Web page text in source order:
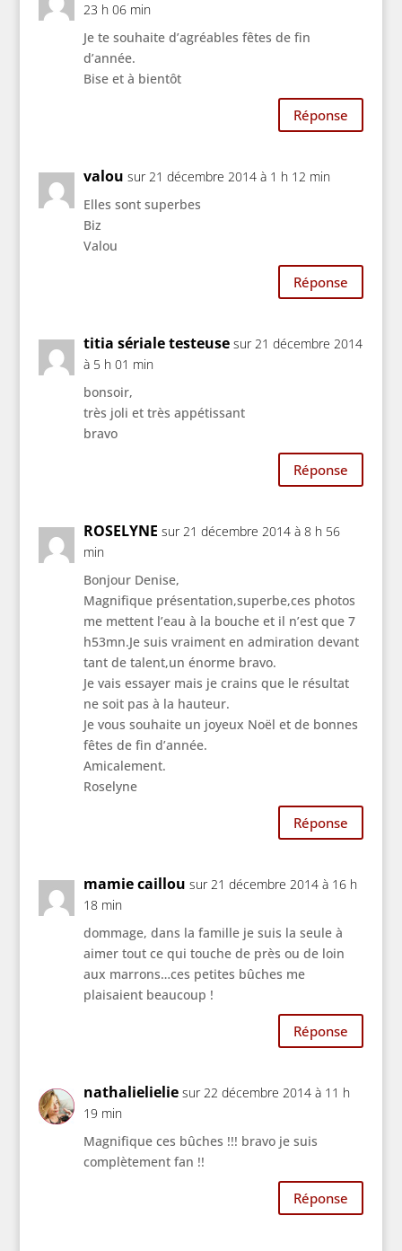
23 h 06 min
Je te souhaite d’agréables fêtes de fin
d’année.
Bise et à bientôt
Réponse
valou sur 21 décembre 2014 à 1 h 12 min
Elles sont superbes
Biz
Valou
Réponse
titia sériale testeuse sur 21 décembre 2014
à 5 h 01 min
bonsoir,
très joli et très appétissant
bravo
Réponse
ROSELYNE sur 21 décembre 2014 à 8 h 56
min
Bonjour Denise,
Magnifique présentation,superbe,ces photos
me mettent l’eau à la bouche et il n’est que 7
h53mn.Je suis vraiment en admiration devant
tant de talent,un énorme bravo.
Je vais essayer mais je crains que le résultat
ne soit pas à la hauteur.
Je vous souhaite un joyeux Noël et de bonnes
fêtes de fin d’année.
Amicalement.
Roselyne
Réponse
mamie caillou sur 21 décembre 2014 à 16 h
18 min
dommage, dans la famille je suis la seule à
aimer tout ce qui touche de près ou de loin
aux marrons…ces petites bûches me
plaisaient beaucoup !
Réponse
nathalielielie sur 22 décembre 2014 à 11 h
19 min
Magnifique ces bûches !!! bravo je suis
complètement fan !!
Réponse